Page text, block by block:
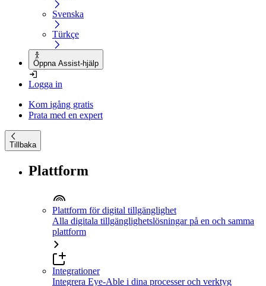
Svenska
Türkçe
Öppna Assist-hjälp
Logga in
Kom igång gratis
Prata med en expert
Tillbaka
Plattform
Plattform för digital tillgänglighet
Alla digitala tillgänglighetslösningar på en och samma
plattform
Integrationer
Integrera Eye-Able i dina processer och verktyg